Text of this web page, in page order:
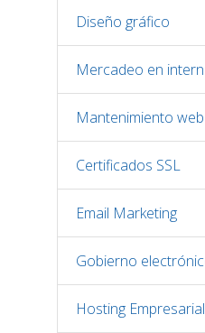
Diseño gráfico
Mercadeo en
Mantenimiento web
Certificados SSL
Email Marketing
Gobierno
Hosting Empresarial